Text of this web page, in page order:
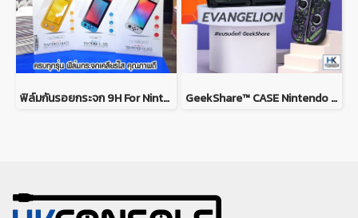
ฟิล์มกันรอยกระจก 9H For Nintendo Switch ฟิล์มกระจกคุณภาพดี เต็มจอ กันรอยขีดข่วนได้ดี ติดง่าย GeekShare™ CASE Nintendo Switch / Switch OLED MODEL เคส TPU เนื้อนิ่ม ยางซิลิโคน ลาย Evagalion เคสกันรอยรอบตัว